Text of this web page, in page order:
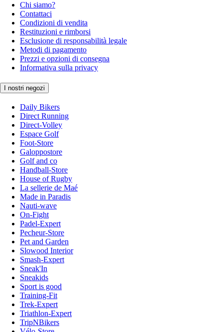
Chi siamo?
Contattaci
Condizioni di vendita
Restituzioni e rimborsi
Esclusione di responsabilità legale
Metodi di pagamento
Prezzi e opzioni di consegna
Informativa sulla privacy
I nostri negozi
Daily Bikers
Direct Running
Direct-Volley
Espace Golf
Foot-Store
Galoppostore
Golf and co
Handball-Store
House of Rugby
La sellerie de Maé
Made in Paradis
Nauti-wave
On-Fight
Padel-Expert
Pecheur-Store
Pet and Garden
Slowood Interior
Smash-Expert
Sneak'In
Sneakids
Sport is good
Training-Fit
Trek-Expert
Triathlon-Expert
TripNBikers